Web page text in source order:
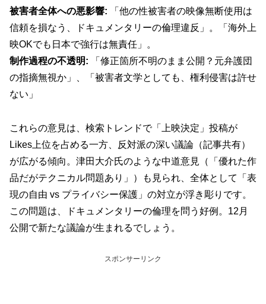
被害者全体への悪影響: 「他の性被害者の映像無断使用は
信頼を損なう、ドキュメンタリーの倫理違反」。「海外上
映OKでも日本で強行は無責任」。
制作過程の不透明:
「修正箇所不明のまま公開？元弁護団
の指摘無視か」、「被害者文学としても、権利侵害は許せ
ない」
これらの意見は、検索トレンドで「上映決定」投稿が
Likes上位を占める一方、反対派の深い議論（記事共有）
が広がる傾向。津田大介氏のような中道意見（「優れた作
品だがテクニカル問題あり」）も見られ、全体として「表
現の自由 vs プライバシー保護」の対立が浮き彫りです。
この問題は、ドキュメンタリーの倫理を問う好例。12月
公開で新たな議論が生まれるでしょう。
スポンサーリンク